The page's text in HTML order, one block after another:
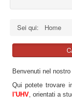
rc::c
Sei qui: Home
Benvenuti nel
Qui potete trovare
l'UHV, orientati a